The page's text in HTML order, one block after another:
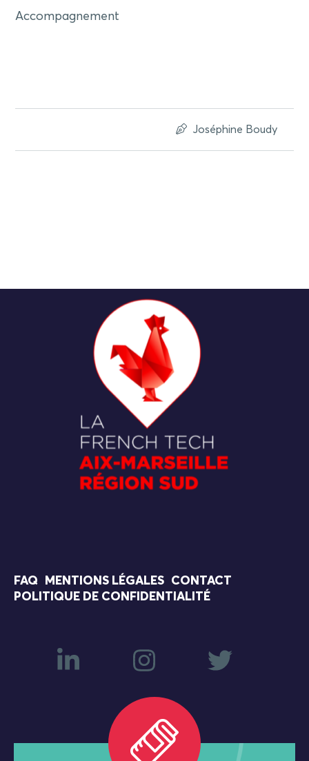
Accompagnement
Joséphine Boudy
FAQ MENTIONS LÉGALES
CONTACT
POLITIQUE DE CONFIDENTIALITÉ